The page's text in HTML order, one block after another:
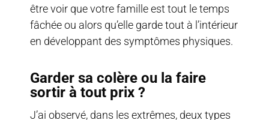
être voir que votre famille est tout le temps
fâchée ou alors qu’elle garde tout à l’intérieur
en développant des symptômes physiques.
Garder sa colère ou la faire
sortir à tout prix ?
J’ai observé, dans les extrêmes, deux types